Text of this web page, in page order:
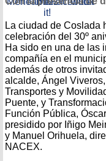
La ciudad de Coslada
celebración del 30º
Ha sido en una de las
compañía en el
además de otros
alcalde, Ángel
Transportes y
Puente, y
Función Pública,
presidido por Iñigo
y Manuel Orihuela,
NACEX.